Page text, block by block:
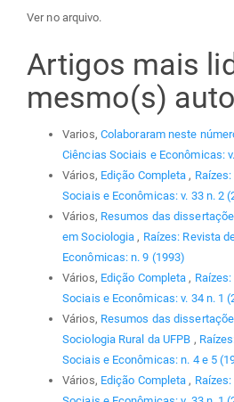
Ver no arquivo.
Artigos mais
mesmo(s)
Varios, Colaboraram neste
Ciências Sociais e Econômicas:
Vários, Edição Completa,
Sociais e Econômicas: v. 33 n. 2
Vários, Resumos das
em Sociologia, Raízes: Revista
Econômicas: n. 9 (1993)
Vários, Edição Completa,
Sociais e Econômicas: v. 34 n. 1
Vários, Resumos das
Sociologia Rural da UFPB ,
Sociais e Econômicas: n. 4 e 5
Vários, Edição Completa,